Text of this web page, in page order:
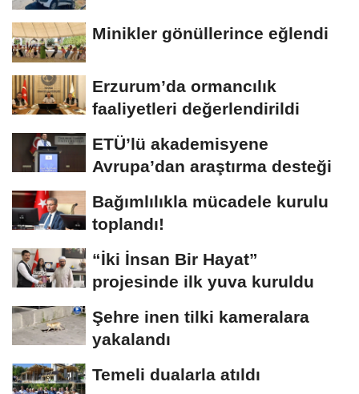
Minikler gönüllerince eğlendi
Erzurum’da ormancılık
faaliyetleri değerlendirildi
ETÜ’lü akademisyene
Avrupa’dan araştırma desteği
Bağımlılıkla mücadele kurulu
toplandı!
“İki İnsan Bir Hayat”
projesinde ilk yuva kuruldu
Şehre inen tilki kameralara
yakalandı
Temeli dualarla atıldı